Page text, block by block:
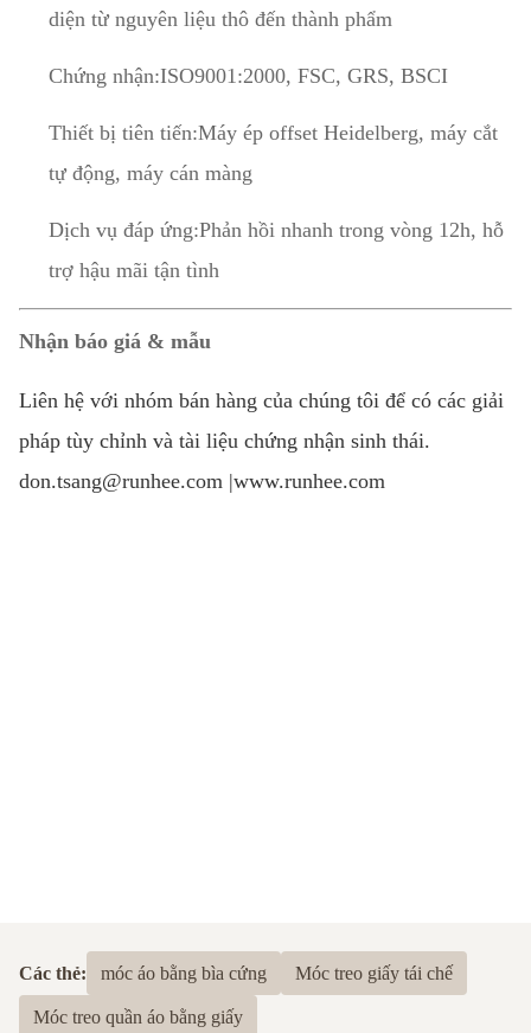
diện từ nguyên liệu thô đến thành phẩm
Chứng nhận:ISO9001:2000, FSC, GRS, BSCI
Thiết bị tiên tiến:Máy ép offset Heidelberg, máy cắt
tự động, máy cán màng
Dịch vụ đáp ứng:Phản hồi nhanh trong vòng 12h, hỗ
trợ hậu mãi tận tình​
Nhận báo giá & mẫu
Liên hệ với nhóm bán hàng của chúng tôi để có các giải
pháp tùy chỉnh và tài liệu chứng nhận sinh thái.
don.tsang@runhee.com |www.runhee.com
Các thẻ: móc áo bằng bìa cứng Móc treo giấy tái chế
Móc treo quần áo bằng giấy